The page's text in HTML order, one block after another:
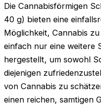
Die Cannabisförmigen
40 g) bieten eine
Möglichkeit, Cannabis
einfach nur eine weitere
hergestellt, um sowohl
diejenigen
von Cannabis zu
einen reichen, samtigen